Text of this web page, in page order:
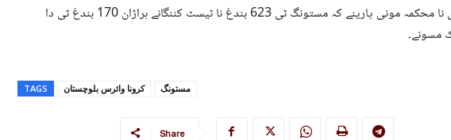
جان جوڑی نا محکمہ مونی پارینے کہ مستونگ ٹی 623 بندغ نا ٹیسٹ کننگانے ہراڑان 170 بندغ ٹی دا
مسونے۔
TAGS کرونا وائرس بلوچستان مستونگ
Share